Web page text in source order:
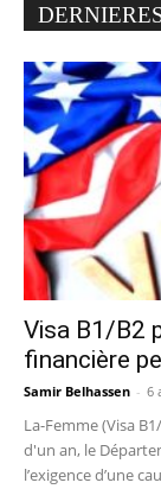
Visa B1/B2
financière
Samir Belhassen - 6
La-Femme (Visa
d'un an, le
l’exigence d’une